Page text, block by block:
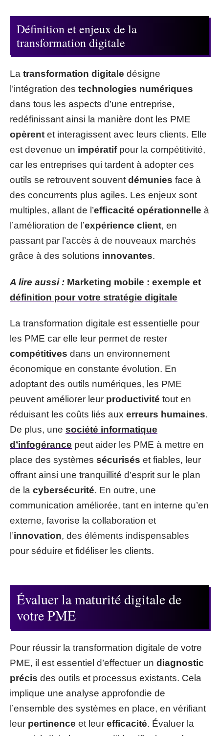
Définition et enjeux de la
transformation digitale
La transformation digitale désigne
l’intégration des technologies numériques
dans tous les aspects d’une entreprise,
redéfinissant ainsi la manière dont les PME
opèrent et interagissent avec leurs clients. Elle
est devenue un impératifpour la compétitivité,
car les entreprises qui tardent à adopter ces
outils se retrouvent souvent démunies face à
des concurrents plus agiles. Les enjeux sont
multiples, allant de l’efficacité opérationnelle à
l’amélioration de l’expérience client, en
passant par l’accès à de nouveaux marchés
grâce à des solutions innovantes.
A lire aussi : Marketing mobile : exemple et
définition pour votre stratégie digitale
La transformation digitale est essentielle pour
les PME car elle leur permet de rester
compétitives dans un environnement
économique en constante évolution. En
adoptant des outils numériques, les PME
peuvent améliorer leur productivité tout en
réduisant les coûts liés aux erreurs humaines.
De plus, une société informatique
d’infogérance peut aider les PME à mettre en
place des systèmes sécurisés et fiables, leur
offrant ainsi une tranquillité d’esprit sur le plan
de la cybersécurité. En outre, une
communication améliorée, tant en interne qu’en
externe, favorise la collaboration et
l’innovation, des éléments indispensables
pour séduire et fidéliser les clients.
Évaluer la maturité digitale de
votre PME
Pour réussir la transformation digitale de votre
PME, il est essentiel d’effectuer un diagnostic
précis des outils et processus existants. Cela
implique une analyse approfondie de
l’ensemble des systèmes en place, en vérifiant
leur pertinence et leur efficacité. Évaluer la